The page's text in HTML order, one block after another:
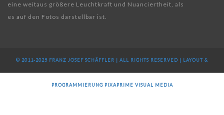
eine weitaus größere Leuchtkraft und Nuanciertheit, als
es auf den Fotos darstellbar ist.
© 2011-2025 FRANZ JOSEF SCHÄFFLER | ALL RIGHTS RESERVED | LAYOUT &
PROGRAMMIERUNG PIXAPRIME VISUAL MEDIA